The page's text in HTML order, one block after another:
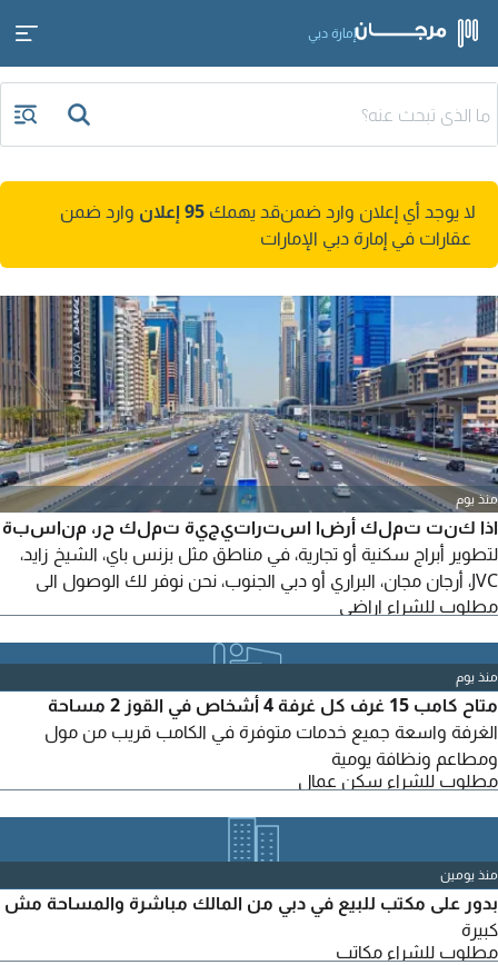
إمارة دبي
لا يوجد أي إعلان وارد ضمنقد يهمك 95 إعلان
وارد ضمن
عقارات في إمارة دبي الإمارات
منذ يوم
اذا كنت تملك أرضا استراتيجية تملك حر، مناسبة
لتطوير أبراج سكنية أو تجارية، في مناطق مثل بزنس باي، الشيخ زايد،
JVC، أرجان مجان، البراري أو دبي الجنوب، نحن نوفر لك الوصول الى
مشترين مباشرين بقدرة شرائية عالية
مطلوب للشراء اراضي
منذ يوم
متاح كامب 15 غرف كل غرفة 4 أشخاص في القوز 2 مساحة
الغرفة واسعة جميع خدمات متوفرة في الكامب قريب من مول
ومطاعم ونظافة يومية
مطلوب للشراء سكن عمال
منذ يومين
بدور على مكتب للبيع في دبي من المالك مباشرة والمساحة مش
كبيرة
مطلوب للشراء مكاتب